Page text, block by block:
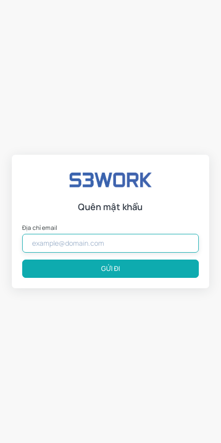
Quên mật khẩu
Địa chỉ email
GỬI ĐI